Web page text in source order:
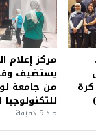
مركز إعلام
يستضيف
من جامعة
منذ 9 دقيقة